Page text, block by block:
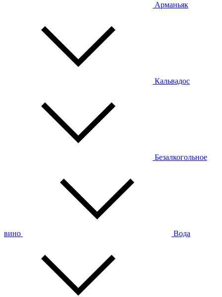
Арманьяк
Кальвадос
Безалкогольное
вино Вода